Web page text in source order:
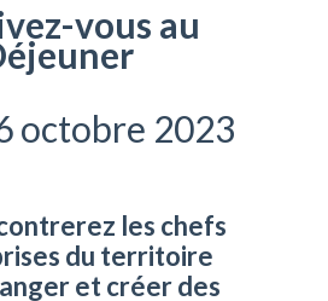
vous au
octobre 2023
les chefs
du territoire
et créer des